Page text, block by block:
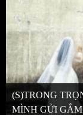
(S)TRONG
MÌNH GỬI